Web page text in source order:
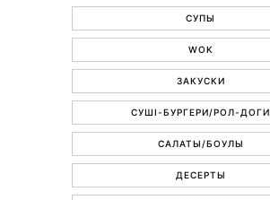
СУПЫ
WOK
ЗАКУСКИ
СУШІ-БУРГЕРИ/РОЛ-ДОГИ
САЛАТЫ/БОУЛЫ
ДЕСЕРТЫ